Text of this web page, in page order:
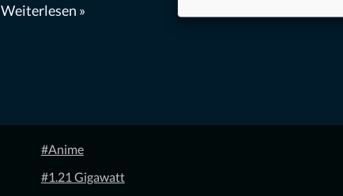
Weiterlesen »
#Anime
#1.21 Gigawatt